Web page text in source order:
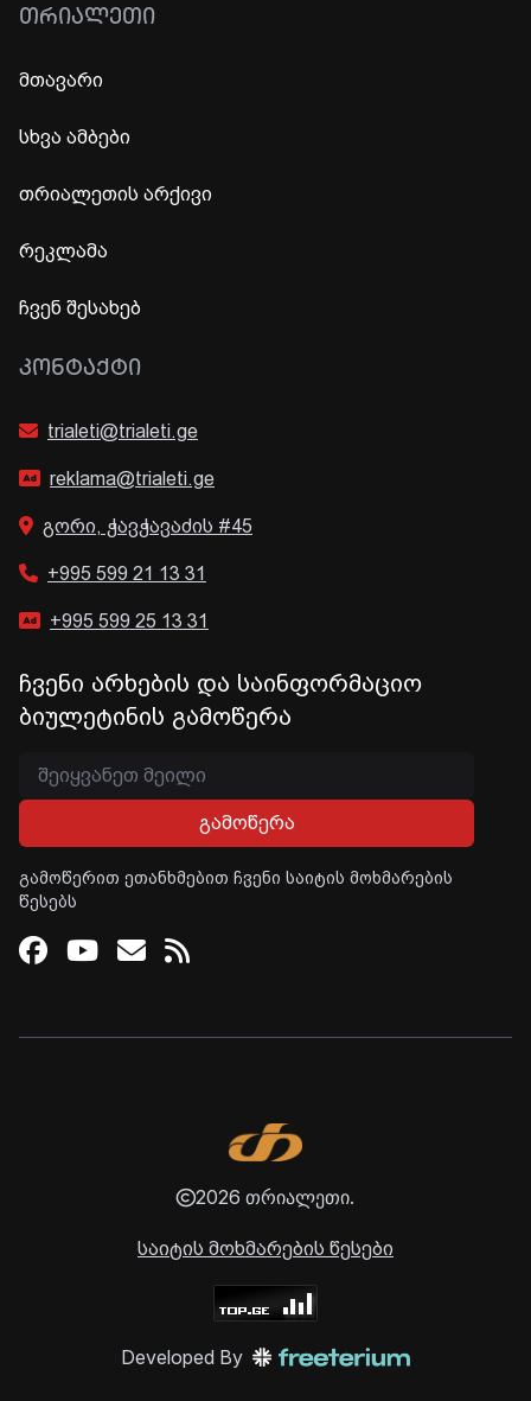
ᲗᲠᲘᲐᲚᲔᲗᲘ
მთავარი
სხვა ამბები
თრიალეთის არქივი
რეკლამა
ჩვენ შესახებ
ᲙᲝᲜᲢᲐᲥᲢᲘ
trialeti@trialeti.ge
reklama@trialeti.ge
გორი, ჭავჭავაძის #45
+995 599 21 13 31
+995 599 25 13 31
ჩვენი არხების და საინფორმაციო
ბიულეტინის გამოწერა
გამოწერა
გამოწერით ეთანხმებით ჩვენი საიტის მოხმარების
წესებს
Facebook
Youtube
Email
RSS
2026 თრიალეთი.
საიტის მოხმარების წესები
Developed By